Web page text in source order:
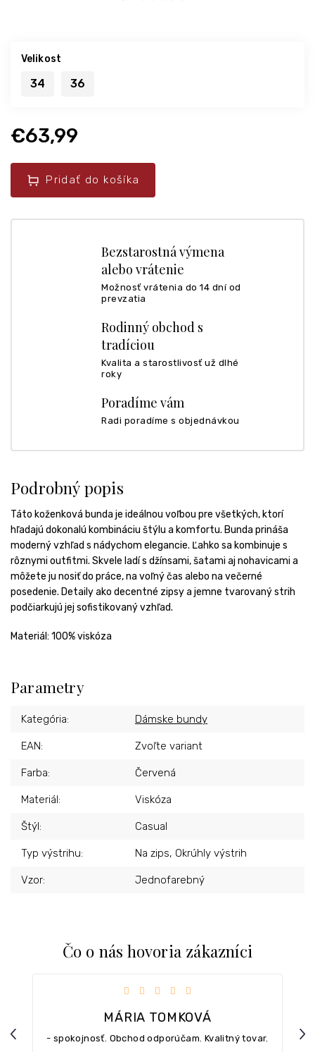
€63,99
Pridať do košíka
Velikost
34 36
Bezstarostná výmena
alebo vrátenie
Možnosť vrátenia do 14 dní od
prevzatia
Rodinný obchod s
tradíciou
Kvalita a starostlivosť už dlhé
roky
Poradíme vám
Radi poradíme s objednávkou
Podrobný popis
Táto koženková bunda je ideálnou voľbou pre všetkých, ktorí
hľadajú dokonalú kombináciu štýlu a komfortu. Bunda prináša
moderný vzhľad s nádychom elegancie. Ľahko sa kombinuje s
rôznymi outfitmi. Skvele ladí s džínsami, šatami aj nohavicami a
môžete ju nosiť do práce, na voľný čas alebo na večerné
posedenie. Detaily ako decentné zipsy a jemne tvarovaný strih
podčiarkujú jej sofistikovaný vzhľad.
Materiál: 100% viskóza
Parametry
Kategória: Dámske bundy
EAN: Zvoľte variant
Farba: Červená
Materiál: Viskóza
Štýl: Casual
Typ výstrihu: Na zips, Okrúhly výstrih
Vzor: Jednofarebný
Čo o nás hovoria zákazníci
Previous
MÁRIA TOMKOVÁ
Hodnotenie obchodu je 5 z 5 hviezdičiek.
- spokojnosť. Obchod odporúčam. Kvalitný tovar.